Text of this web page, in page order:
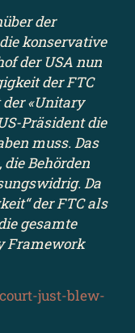
der
konservative
der USA nun
der FTC
«Unitary
Präsident die
muss. Das
die Behörden
Da
der FTC als
gesamte
Framework
just-blew-